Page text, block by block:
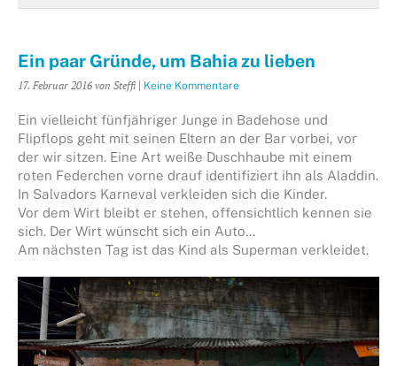
Ein paar Gründe, um Bahia zu lieben
17. Februar 2016von Steffi Keine Kommentare
Ein vielleicht fünfjähriger Junge in Badehose und
Flipflops geht mit seinen Eltern an der Bar vorbei, vor
der wir sitzen. Eine Art weiße Duschhaube mit einem
roten Federchen vorne drauf identifiziert ihn als Aladdin.
In Salvadors Karneval verkleiden sich die Kinder.
Vor dem Wirt bleibt er stehen, offensichtlich kennen sie
sich. Der Wirt wünscht sich ein Auto…
Am nächsten Tag ist das Kind als Superman verkleidet.